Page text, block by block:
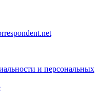
и персональных